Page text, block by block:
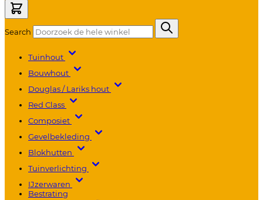
Search
Tuinhout
Bouwhout
Douglas / Lariks hout
Red Class
Composiet
Gevelbekleding
Blokhutten
Tuinverlichting
IJzerwaren
Bestrating